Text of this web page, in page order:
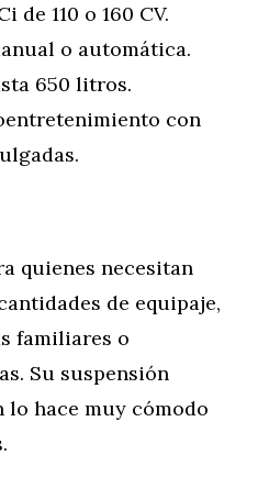
de 110 o 160 CV.
o automática.
650 litros.
con
quienes necesitan
de equipaje,
familiares o
Su suspensión
hace muy cómodo